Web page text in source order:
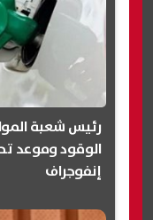
رئيس شعبة
الوقود وموعد
إنفوجراف